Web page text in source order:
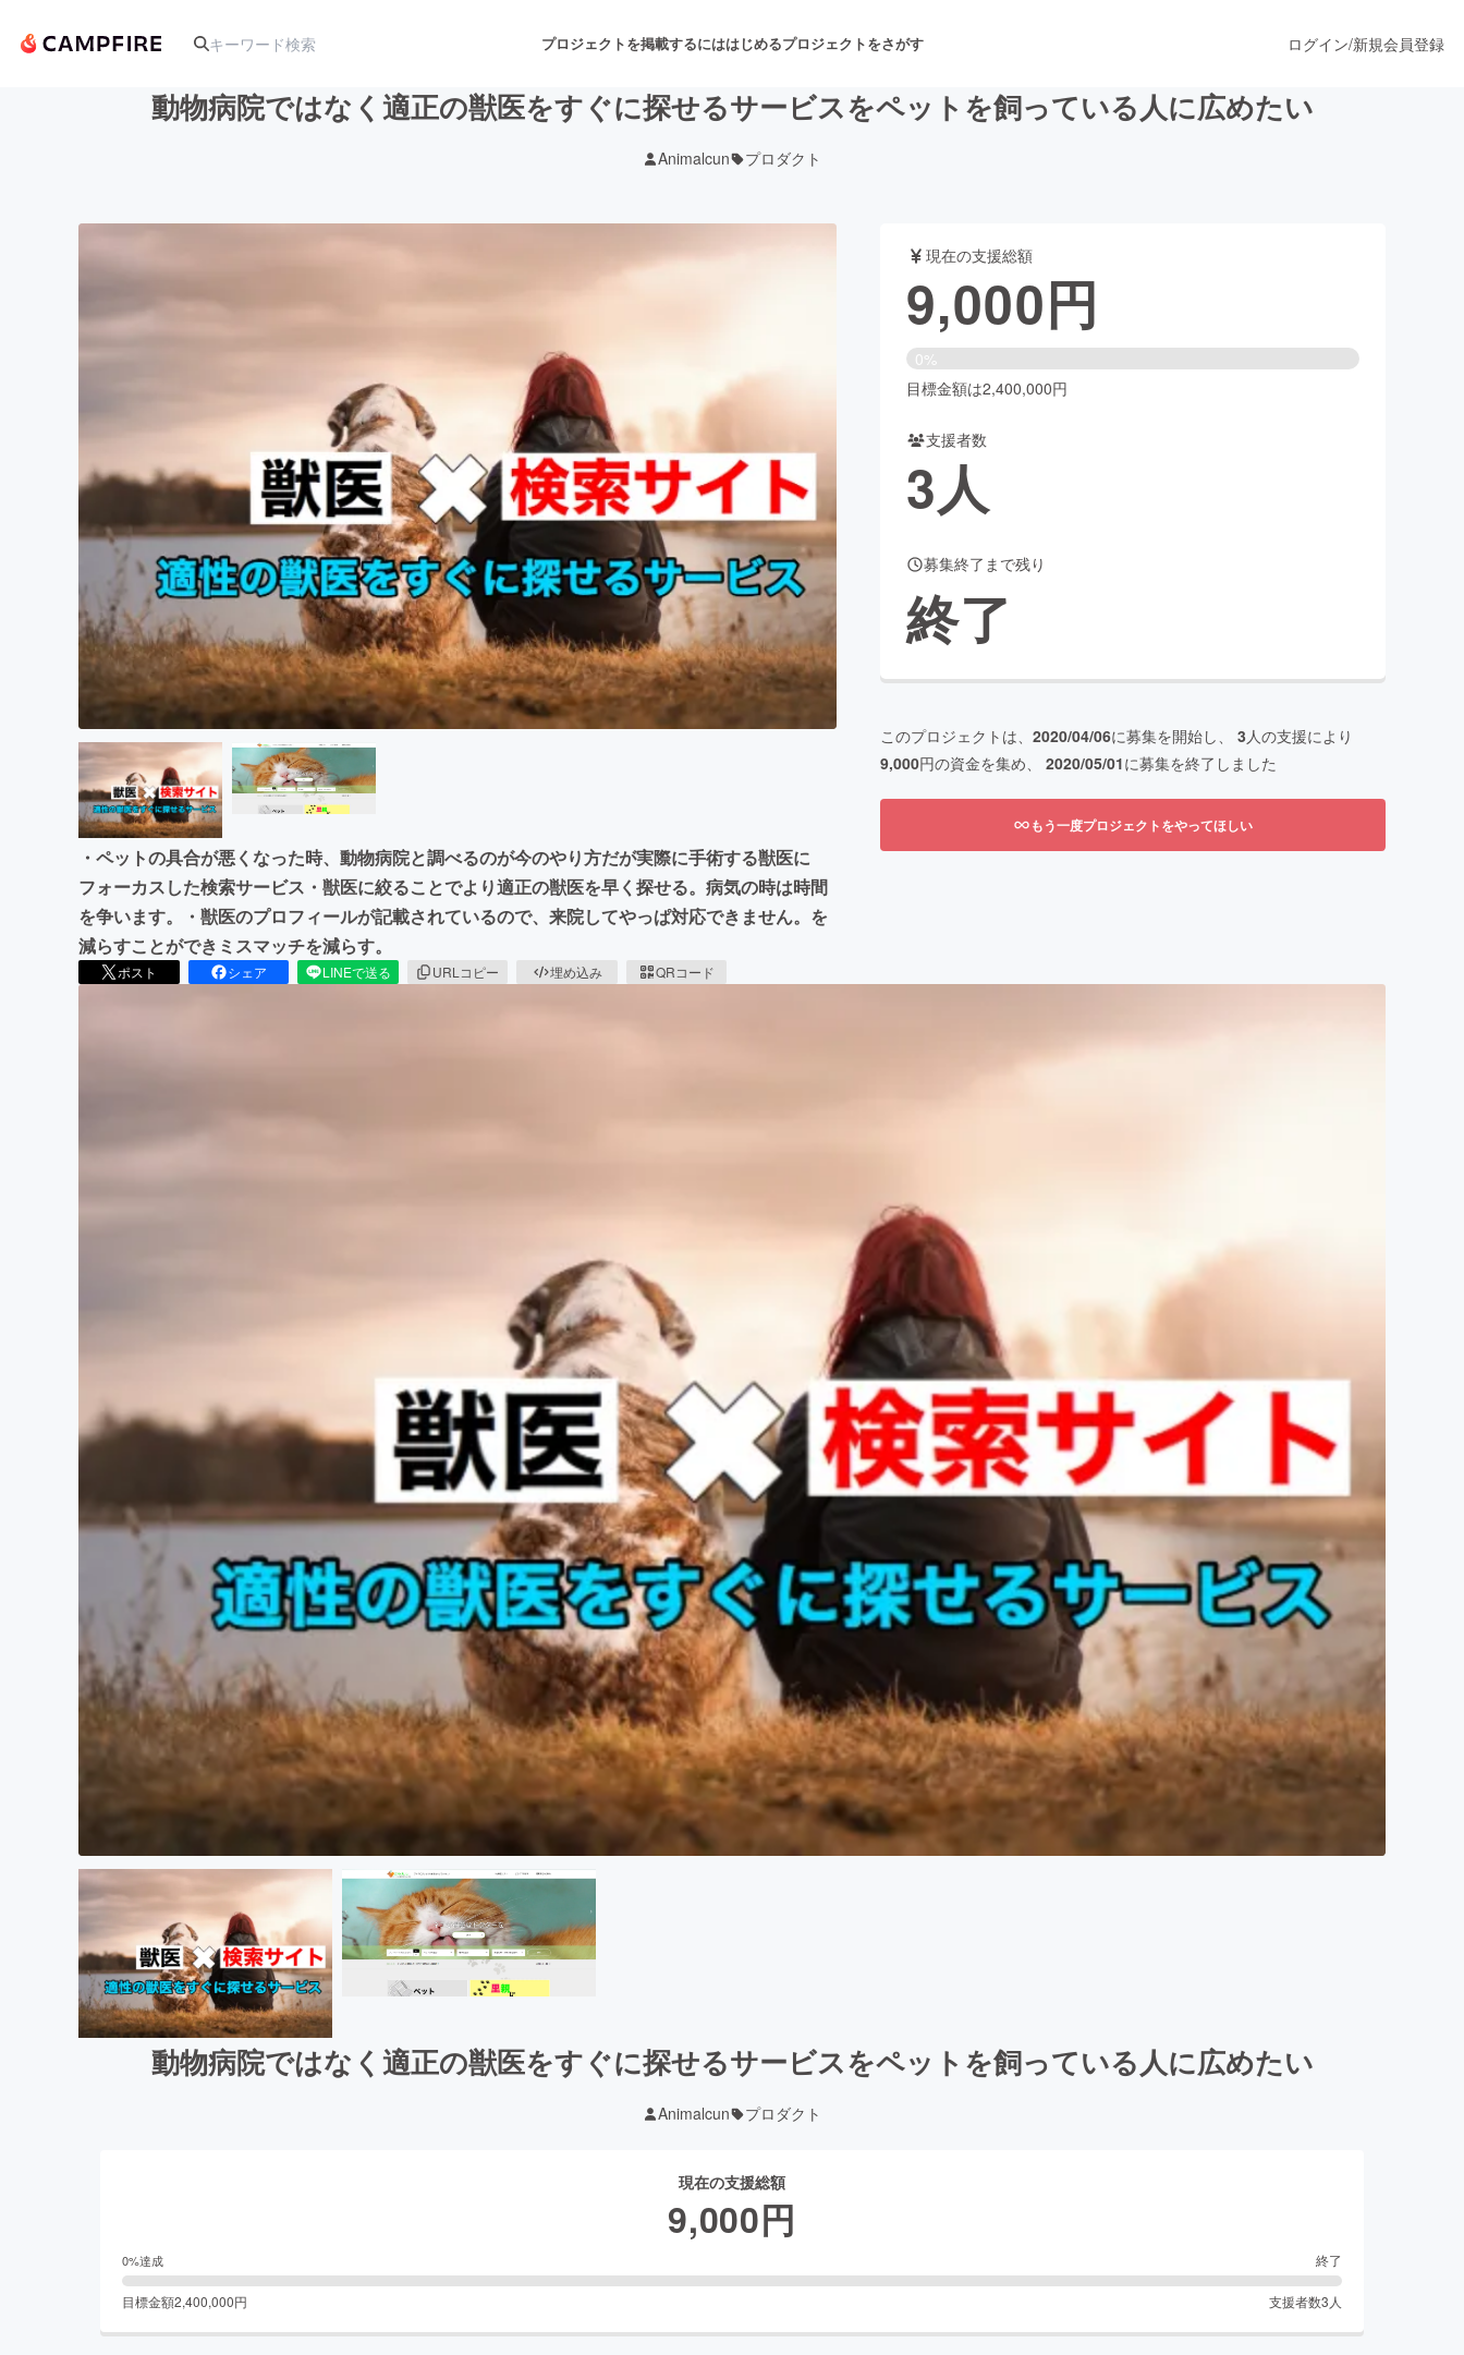
プロジェクトを掲載するにははじめるプロジェクトをさがす
舞台・パフォーマンス
書籍・雑誌出版
ビジネス・起業 チャレンジ ビューティー・ヘルスケア
まちづくり・地域活性化
CAMPFIRE for Social GoodCAMPFIRE Creation
CAMPFIREふるさと納税
machi-ya
ログイン/新規会員登録
動物病院ではなく適正の獣医をすぐに探せるサービスをペットを飼っている人に広めたい
Animalcun プロダクト
・ペットの具合が悪くなった時、動物病院と調べるのが今のやり方だが実際に手術する獣医に
フォーカスした検索サービス・獣医に絞ることでより適正の獣医を早く探せる。病気の時は時間
を争います。・獣医のプロフィールが記載されているので、来院してやっぱ対応できません。を
減らすことができミスマッチを減らす。
ポスト シェア LINEで送る URLコピー 埋め込み QRコード
現在の支援総額
9,000円
0%
目標金額は2,400,000円
支援者数
3人
募集終了まで残り
終了
このプロジェクトは、 2020/04/06に募集を開始し、 3人の支援により
9,000円の資金を集め、 2020/05/01に募集を終了しました
もう一度プロジェクトをやってほしい
動物病院ではなく適正の獣医をすぐに探せるサービスをペットを飼っている人に広めたい
Animalcun プロダクト
現在の支援総額
9,000円
0%達成 終了
目標金額2,400,000円 支援者数3 人